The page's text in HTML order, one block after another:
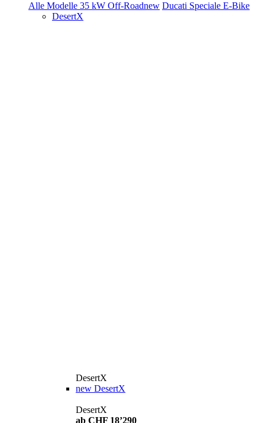
Alle Modelle 35 kW Off-Roadnew Ducati Speciale E-Bike
DesertX
DesertX
new DesertX
DesertX
ab CHF 18’290